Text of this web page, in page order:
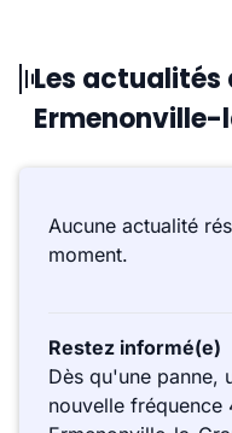
Les actualités
Aucune actualité
moment.
Restez informé(e)
Dès qu'une panne,
nouvelle fréquence